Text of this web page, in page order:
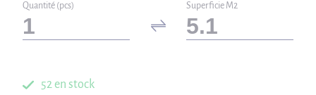
Quantité (pcs) Superficie M2
52 en stock